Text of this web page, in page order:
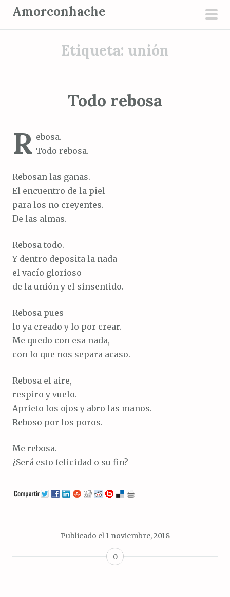
Amorconhache
Etiqueta: unión
Todo rebosa
R ebosa.
Todo rebosa.
Rebosan las ganas.
El encuentro de la piel
para los no creyentes.
De las almas.
Rebosa todo.
Y dentro deposita la nada
el vacío glorioso
de la unión y el sinsentido.
Rebosa pues
lo ya creado y lo por crear.
Me quedo con esa nada,
con lo que nos separa acaso.
Rebosa el aire,
respiro y vuelo.
Aprieto los ojos y abro las manos.
Reboso por los poros.
Me rebosa.
¿Será esto felicidad o su fin?
Publicado el 1 noviembre, 2018
0